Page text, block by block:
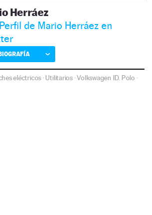
Herráez
Perfil de Mario Herráez en
eléctricos ·Utilitarios·Volkswagen ID. Polo ·